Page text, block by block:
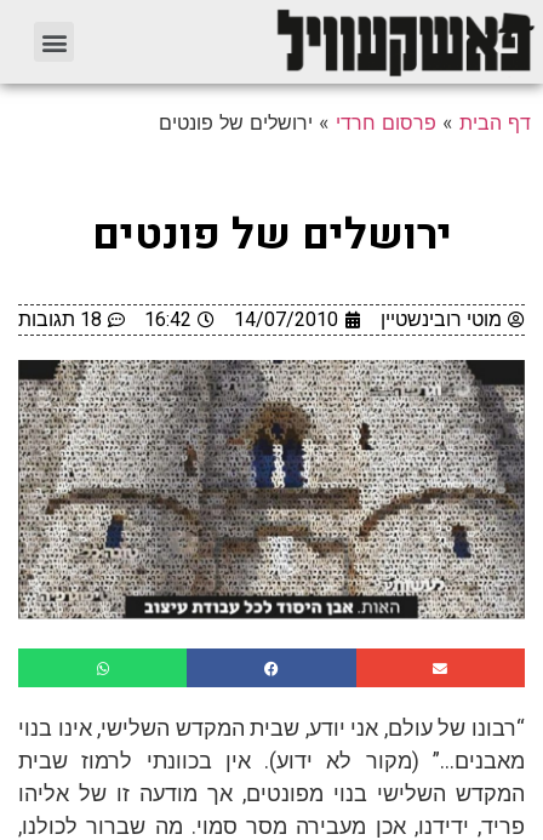
דף הבית » פרסום חרדי » ירושלים של פונטים
ירושלים של פונטים
מוטי רובינשטיין 14/07/2010
16:42 18 תגובות
“רבונו של עולם, אני יודע, שבית המקדש השלישי, אינו בנוי
מאבנים…” (מקור לא ידוע). אין בכוונתי לרמוז שבית
המקדש השלישי בנוי מפונטים, אך מודעה זו של אליהו
פריד, ידידנו, אכן מעבירה מסר סמוי. מה שברור לכולנו,